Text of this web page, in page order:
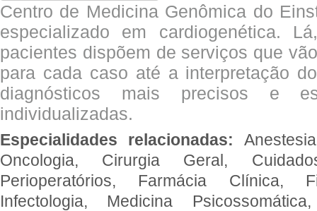
Centro de Medicina Genômica do
especializado em cardiogenética.
pacientes dispõem de serviços que
para cada caso até a interpretação
diagnósticos mais precisos e
individualizadas.
Especialidades relacionadas:
Oncologia, Cirurgia Geral,
Perioperatórios, Farmácia Clínica,
Infectologia, Medicina